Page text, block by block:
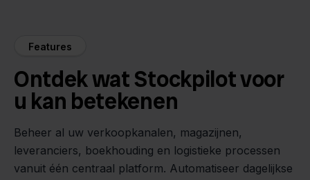
Features
Ontdek wat Stockpilot voor
u kan betekenen
Beheer al uw verkoopkanalen, magazijnen,
leveranciers, boekhouding en logistieke processen
vanuit één centraal platform. Automatiseer dagelijkse